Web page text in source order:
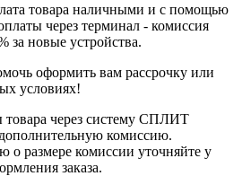
товара наличными и с помощью
через терминал - комиссия
за новые устройства.
оформить вам рассрочку или
условиях!
через систему СПЛИТ
комиссию.
размере комиссии уточняйте у
заказа.